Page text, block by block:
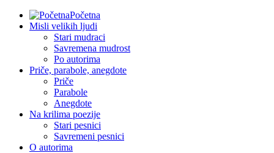
Početna
Misli velikih ljudi
Stari mudraci
Savremena mudrost
Po autorima
Priče, parabole, anegdote
Priče
Parabole
Anegdote
Na krilima poezije
Stari pesnici
Savremeni pesnici
O autorima